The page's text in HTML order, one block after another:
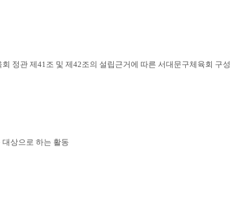
정관 제41조 및 제42조의 설립근거에 따른 서대문구체육회 구성
상으로 하는 활동